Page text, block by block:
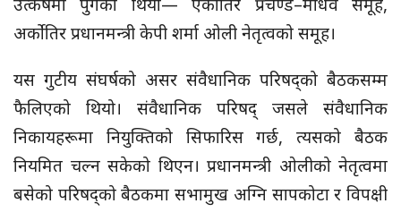
अर्कोतिर प्रधानमन्त्री केपी शर्मा ओली नेतृत्वको समूह।
यस गुटीय संघर्षको असर संवैधानिक परिषद्को बैठकसम्म
फैलिएको थियो। संवैधानिक परिषद् जसले संवैधानिक
निकायहरूमा नियुक्तिको सिफारिस गर्छ, त्यसको बैठक
नियमित चल्न सकेको थिएन। प्रधानमन्त्री ओलीको नेतृत्वमा
बसेको परिषद्को बैठकमा सभामुख अग्नि सापकोटा र विपक्षी